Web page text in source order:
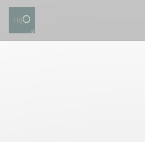
Personalizzazione delle tue scelte sui